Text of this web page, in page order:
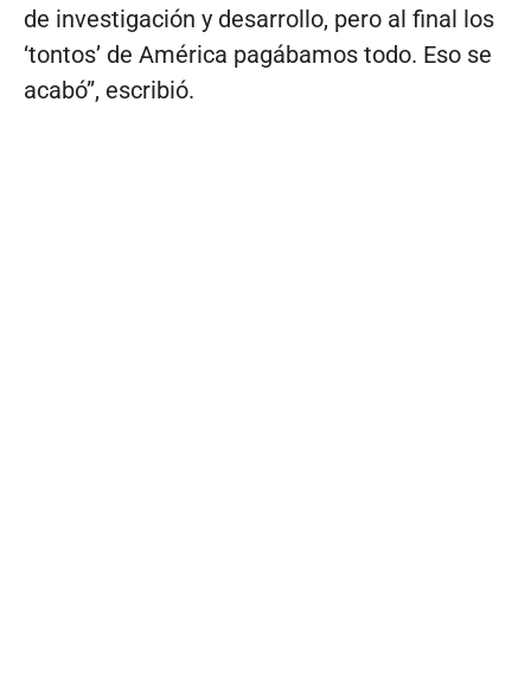
de investigación y desarrollo, pero al final los
‘tontos’ de América pagábamos todo. Eso se
acabó”, escribió.